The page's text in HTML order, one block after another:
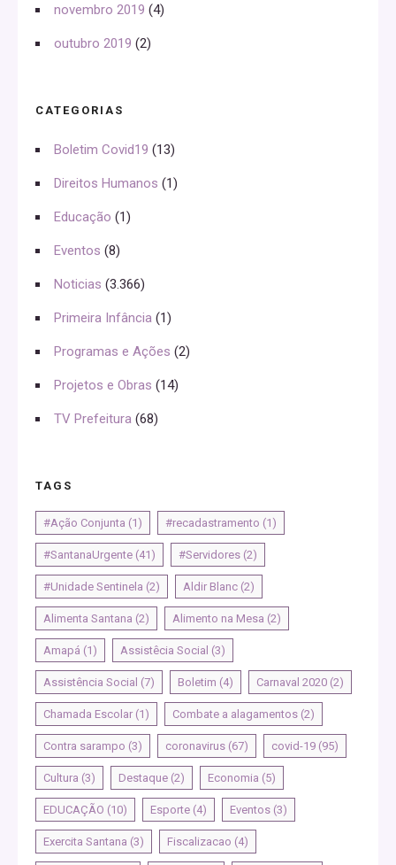
novembro 2019 (4)
outubro 2019 (2)
CATEGORIAS
Boletim Covid19 (13)
Direitos Humanos (1)
Educação (1)
Eventos (8)
Noticias (3.366)
Primeira Infância (1)
Programas e Ações (2)
Projetos e Obras (14)
TV Prefeitura (68)
TAGS
#Ação Conjunta (1) #recadastramento (1)
#SantanaUrgente (41) #Servidores (2)
#Unidade Sentinela (2) Aldir Blanc (2)
Alimenta Santana (2) Alimento na Mesa (2)
Amapá (1) Assistêcia Social (3)
Assistência Social (7) Boletim (4) Carnaval 2020 (2)
Chamada Escolar (1) Combate a alagamentos (2)
Contra sarampo (3) coronavirus (67) covid-19 (95)
Cultura (3) Destaque (2) Economia (5)
EDUCAÇÃO (10) Esporte (4) Eventos (3)
Exercita Santana (3) Fiscalizacao (4)